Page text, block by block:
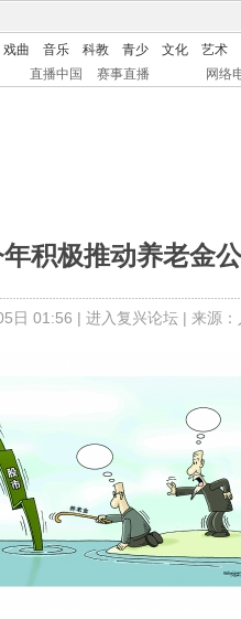
戏曲 音乐 科教 青少 文化
艺术
直播中国 赛事直播 网络
积极推动养老金
日 01:56 | 进入复兴论坛| 来源